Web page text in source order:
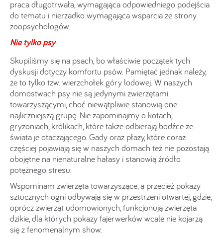
praca długotrwała, wymagająca odpowiedniego podejścia
do tematu i nierzadko wymagająca wsparcia ze strony
zoopsychologów.
Nie tylko psy
Skupiliśmy się na psach, bo właściwie początek tych
dyskusji dotyczy komfortu psów. Pamiętać jednak należy,
że to tylko tzw. wierzchołek góry lodowej. W naszych
domostwach psy nie są jedynymi zwierzętami
towarzyszącymi, choć niewątpliwie stanowią one
najliczniejszą grupę. Nie zapominajmy o kotach,
gryzoniach, królikach, które także odbierają bodźce ze
świata je otaczającego. Gady oraz płazy, które coraz
częściej pojawiają się w naszych domach też nie pozostają
obojętne na nienaturalne hałasy i stanowią źródło
potężnego stresu.
Wspominam zwierzęta towarzyszące, a przecież pokazy
sztucznych ogni odbywają się w przestrzeni otwartej, gdzie,
oprócz zwierząt udomowionych, funkcjonują zwierzęta
dzikie, dla których pokazy fajerwerków wcale nie kojarzą
się z fenomenalnym show.